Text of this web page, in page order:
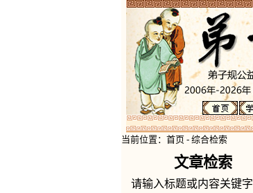
当前位置： 首页 - 综合检索
文章检索
请输入标题或内容关键字